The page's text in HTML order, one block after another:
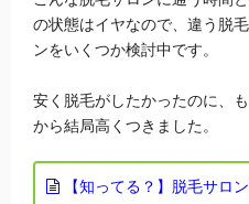
の状態はイヤなので、違う脱
ンをいくつか検討中です。
安く脱毛がしたかったのに、
から結局高くつきました。
【知ってる？】脱毛サロ